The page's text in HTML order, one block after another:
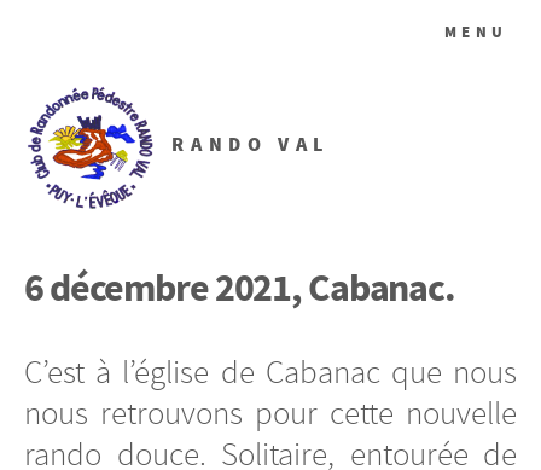
RANDO VAL
MENU
6 décembre 2021, Cabanac.
C’est à l’église de Cabanac que nous
nous retrouvons pour cette nouvelle
rando douce. Solitaire, entourée de